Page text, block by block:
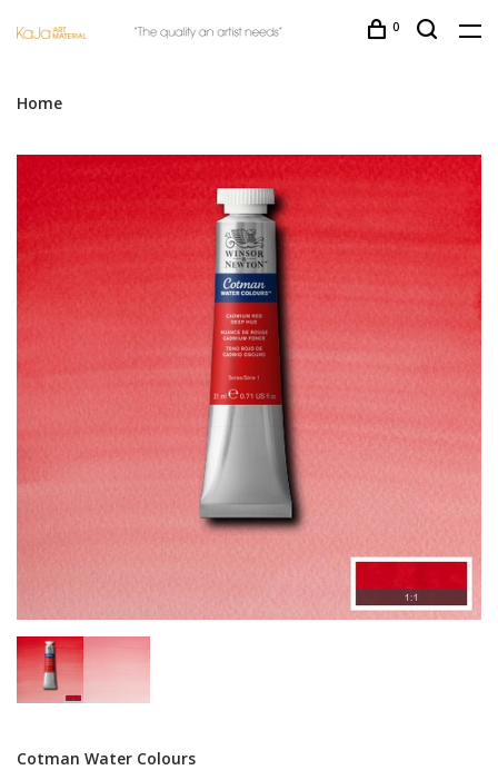
0
Home
Cotman Water Colours